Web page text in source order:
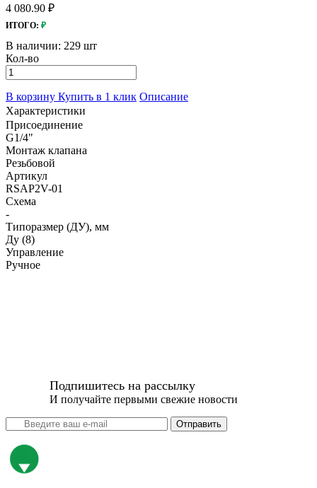
4 080.90 ₽
ИТОГО: ₽
В наличии: 229 шт
Кол-во
В корзину Купить в 1 клик Описание
Характеристики
Присоединение
G1/4"
Монтаж клапана
Резьбовой
Артикул
RSAP2V-01
Схема
-
Типоразмер (ДУ), мм
Ду (8)
Управление
Ручное
Подпишитесь на рассылку
И получайте первыми свежие новости
Отправить